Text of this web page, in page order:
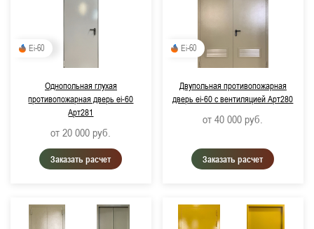
Ei-60
Однопольная глухая
противопожарная дверь ei-60
Арт281
от 20 000 руб.
Заказать расчет
Ei-60
Двупольная противопожарная
дверь ei-60 с вентиляцией Арт280
от 40 000 руб.
Заказать расчет